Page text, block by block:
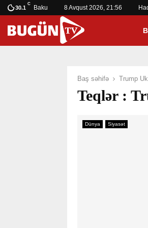
30.1
C
Baku 8 Avqust 2026, 21:56
Baş səhifə Trump
Teqlər :
Dünya Siyasət